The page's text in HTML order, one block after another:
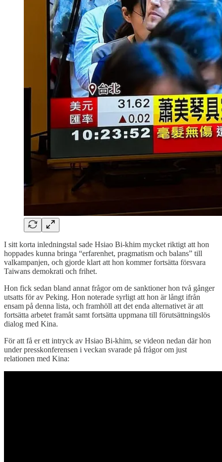
I sitt korta inledningstal sade Hsiao Bi-khim mycket riktigt att hon
hoppades kunna bringa “erfarenhet, pragmatism och balans” till
valkampanjen, och gjorde klart att hon kommer fortsätta försvara
Taiwans demokrati och frihet.
Hon fick sedan bland annat frågor om de sanktioner hon två gånger
utsatts för av Peking. Hon noterade syrligt att hon är långt ifrån
ensam på denna lista, och framhöll att det enda alternativet är att
fortsätta arbetet framåt samt fortsätta uppmana till förutsättningslös
dialog med Kina.
För att få er ett intryck av Hsiao Bi-khim, se videon nedan där hon
under presskonferensen i veckan svarade på frågor om just
relationen med Kina: